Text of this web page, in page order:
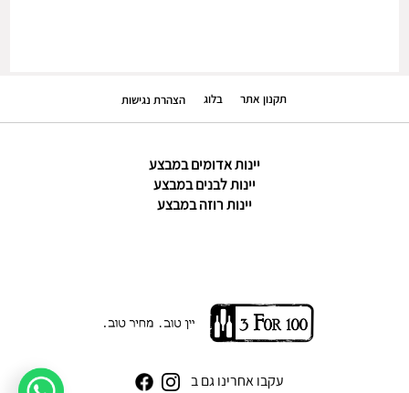
תקנון אתר בלוג הצהרת נגישות
יינות אדומים במבצע
יינות לבנים במבצע
יינות רוזה במבצע
עקבו אחרינו גם ב